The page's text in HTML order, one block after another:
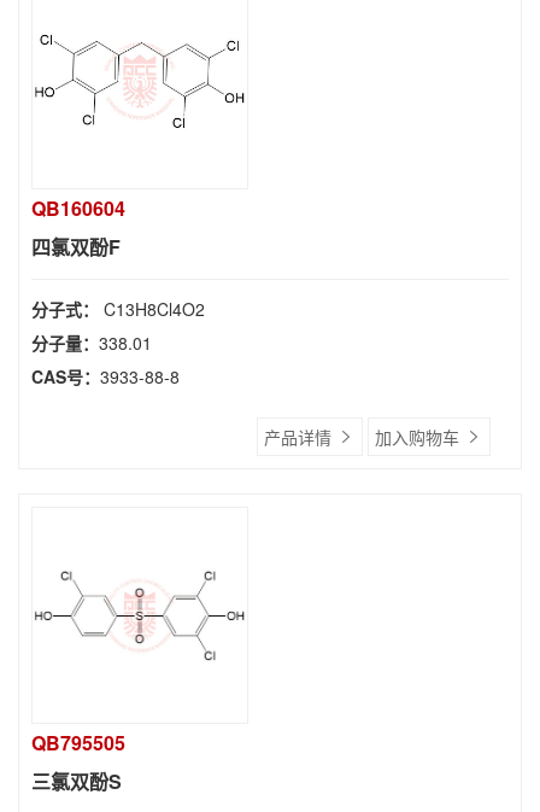
QB160604
四氯双酚F
分子式： C13H8Cl4O2
分子量： 338.01
CAS号： 3933-88-8
产品详情 加入购物车
QB795505
三氯双酚S